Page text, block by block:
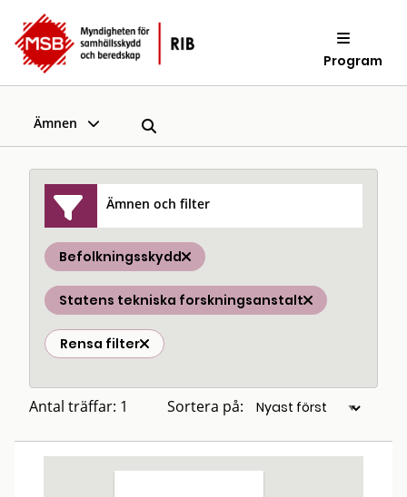
Program
Ämnen
Ämnen och filter
Befolkningsskydd
Statens tekniska forskningsanstalt
Rensa filter
Antal träffar: 1 Sortera på: